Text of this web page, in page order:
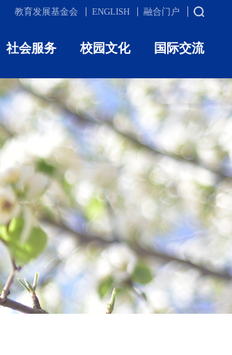
教育发展基金会 ENGLISH 融合门户
社会服务 校园文化 国际交流